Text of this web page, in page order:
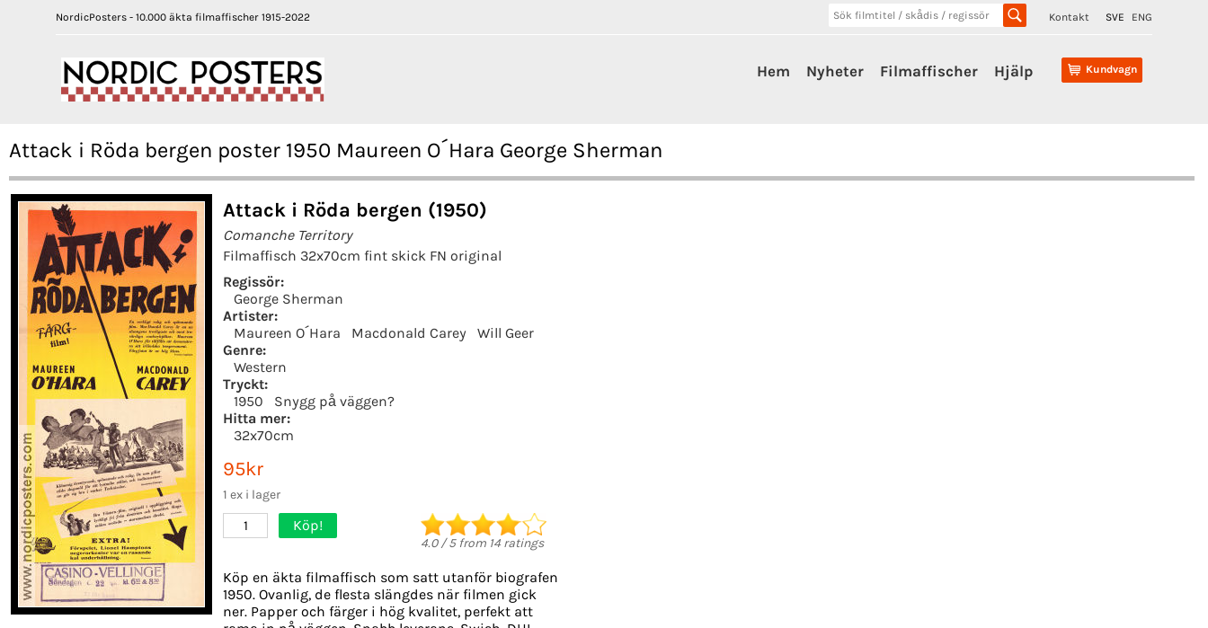
NordicPosters - 10.000 äkta filmaffischer 1915-2022 Kontakt SVE ENG
Kundvagn
Hem Nyheter Filmaffischer Hjälp
Attack i Röda bergen poster 1950 Maureen O´Hara George Sherman
Attack i Röda bergen (1950)
Comanche Territory
Filmaffisch 32x70cm fint skick FN original
Regissör:
George Sherman
Artister:
Maureen O´Hara
Macdonald Carey
Will Geer
Genre:
Western
Tryckt:
1950
Snygg på väggen?
Hitta mer:
32x70cm
95kr
1 ex i lager
1 Köp!
4.0/5from 14 ratings
Köp en äkta filmaffisch som satt utanför biografen
1950. Ovanlig, de flesta slängdes när filmen gick
ner. Papper och färger i hög kvalitet, perfekt att